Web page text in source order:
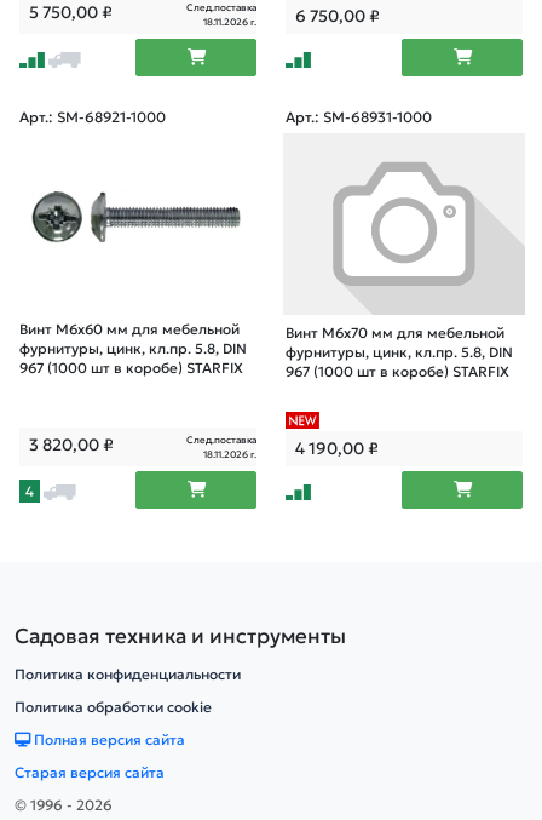
5 750,00₽
След.поставка
18.11.2026 г.
6 750,00₽
Арт.: SM-68921-1000
Винт М6х60 мм для мебельной
фурнитуры, цинк, кл.пр. 5.8, DIN
967 (1000 шт в коробе) STARFIX
3 820,00₽
След.поставка
18.11.2026 г.
4
Арт.: SM-68931-1000
Винт М6х70 мм для мебельной
фурнитуры, цинк, кл.пр. 5.8, DIN
967 (1000 шт в коробе) STARFIX
4 190,00₽
Садовая техника и инструменты
Политика конфиденциальности
Политика обработки cookie
Полная версия сайта
Старая версия сайта
© 1996 - 2026